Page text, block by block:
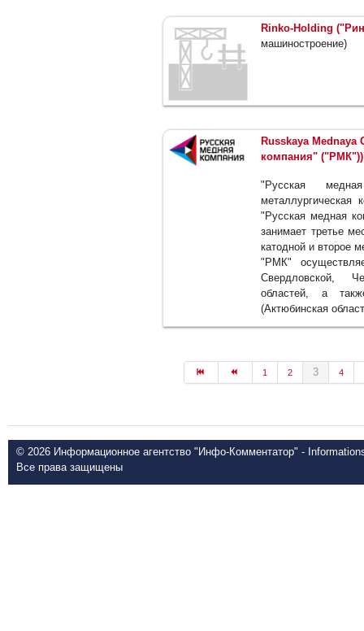
Rinko-Holding
машиностроение)
Russkaya Mednaya
компания" ("РМК"))
"Русская
металлургическая
"Русская медная
занимает третье
катодной и второе
"РМК"
Свердловской,
областей, а
(Актюбинская
1 2 3 4
© 2026 Информационное агентство "Инфо-Комментатор" -
Все права защищены